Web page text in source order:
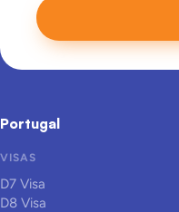
Portugal
VISAS
D7 Visa
D8 Visa